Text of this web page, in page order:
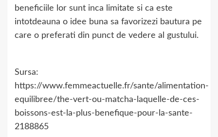
beneficiile lor sunt inca limitate si ca este
intotdeauna o idee buna sa favorizezi bautura pe
care o preferati din punct de vedere al gustului.
Sursa:
https://www.femmeactuelle.fr/sante/alimentation-
equilibree/the-vert-ou-matcha-laquelle-de-ces-
boissons-est-la-plus-benefique-pour-la-sante-
2188865